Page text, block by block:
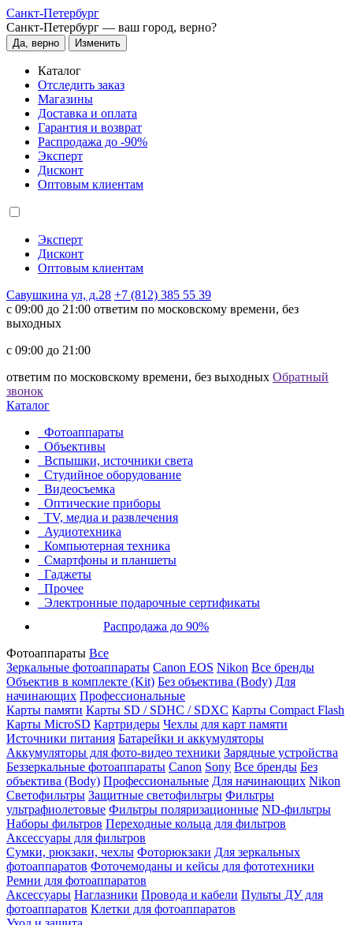
Санкт-Петербург
Санкт-Петербург — ваш город, верно?
Да, верно Изменить
Каталог
Отследить заказ
Магазины
Доставка и оплата
Гарантия и возврат
Распродажа до -90%
Эксперт
Дисконт
Оптовым клиентам
Эксперт
Дисконт
Оптовым клиентам
Савушкина ул, д.28 +7 (812) 385 55 39
c 09:00 до 21:00 ответим по московскому времени, без
выходных
c 09:00 до 21:00
ответим по московскому времени, без выходных Обратный
звонок
Каталог
Фотоаппараты
Объективы
Вспышки, источники света
Студийное оборудование
Видеосъемка
Оптические приборы
TV, медиа и развлечения
Аудиотехника
Компьютерная техника
Смартфоны и планшеты
Гаджеты
Прочее
Электронные подарочные сертификаты
Распродажа до 90%
Фотоаппараты Все
Зеркальные фотоаппараты Canon EOS Nikon Все бренды
Объектив в комплекте (Kit) Без объектива (Body) Для
начинающих Профессиональные
Карты памяти Карты SD / SDHC / SDXC Карты Compact Flash
Карты MicroSD Картридеры Чехлы для карт памяти
Источники питания Батарейки и аккумуляторы
Аккумуляторы для фото-видео техники Зарядные устройства
Беззеркальные фотоаппараты Canon Sony Все бренды Без
объектива (Body) Профессиональные Для начинающих Nikon
Светофильтры Защитные светофильтры Фильтры
ультрафиолетовые Фильтры поляризационные ND-фильтры
Наборы фильтров Переходные кольца для фильтров
Аксессуары для фильтров
Сумки, рюкзаки, чехлы Фоторюкзаки Для зеркальных
фотоаппаратов Фоточемоданы и кейсы для фототехники
Ремни для фотоаппаратов
Аксессуары Наглазники Провода и кабели Пульты ДУ для
фотоаппаратов Клетки для фотоаппаратов